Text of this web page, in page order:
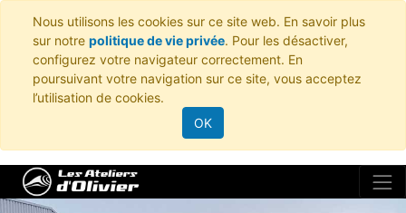
Nous utilisons les cookies sur ce site web. En savoir plus
sur notre politique de vie privée. Pour les désactiver,
configurez votre navigateur correctement. En
poursuivant votre navigation sur ce site, vous acceptez
l’utilisation de cookies.
OK